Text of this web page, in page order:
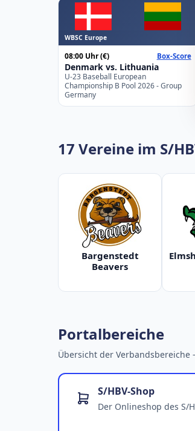
WBSC Europe
08:00 Uhr(€) Box-Score
Denmark vs. Lithuania
U-23 Baseball European
Championship B Pool 2026 - Group
Germany
17 Vereine im S/
Bargenstedt
Beavers
Portalbereiche
Übersicht der
S/HBV-Shop
Der Onlineshop des S/